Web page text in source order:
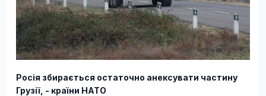
Росія збирається остаточно анексувати частину
Грузії, - країни НАТО